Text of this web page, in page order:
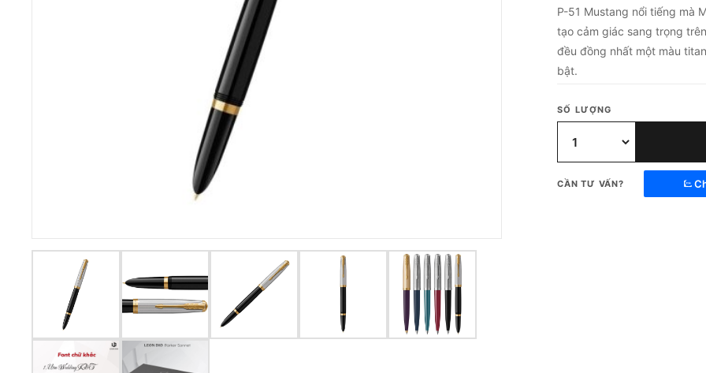
P-51 Mustang nổi tiếng mà
tạo cảm giác sang trọng
đều đồng nhất một màu
bật.
SỐ LƯỢNG
CẦN TƯ VẤN?